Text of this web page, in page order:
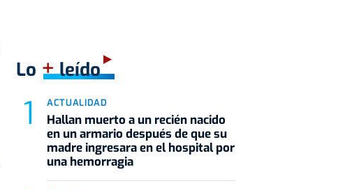
Lo +leído
ACTUALIDAD
Hallan muerto a un recién nacido
en un armario después de que su
madre ingresara en el hospital por
una hemorragia